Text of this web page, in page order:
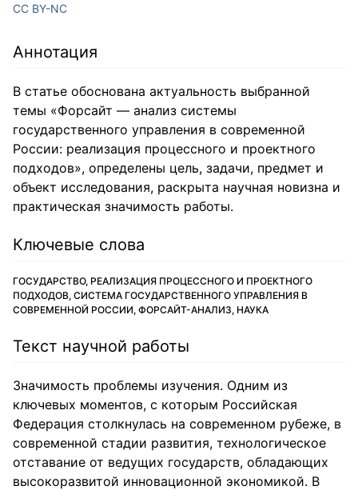
CC BY-NC
Аннотация
В статье обоснована актуальность выбранной
темы «Форсайт — анализ системы
государственного управления в современной
России: реализация процессного и проектного
подходов», определены цель, задачи, предмет и
объект исследования, раскрыта научная новизна и
практическая значимость работы.
Ключевые слова
ГОСУДАРСТВО, РЕАЛИЗАЦИЯ ПРОЦЕССНОГО И ПРОЕКТНОГО
ПОДХОДОВ, СИСТЕМА ГОСУДАРСТВЕННОГО УПРАВЛЕНИЯ В
СОВРЕМЕННОЙ РОССИИ, ФОРСАЙТ-АНАЛИЗ, НАУКА
Текст научной работы
Значимость проблемы изучения. Одним из
ключевых моментов, с которым Российская
Федерация столкнулась на современном рубеже, в
современной стадии развития, технологическое
отставание от ведущих государств, обладающих
высокоразвитой инновационной экономикой. В